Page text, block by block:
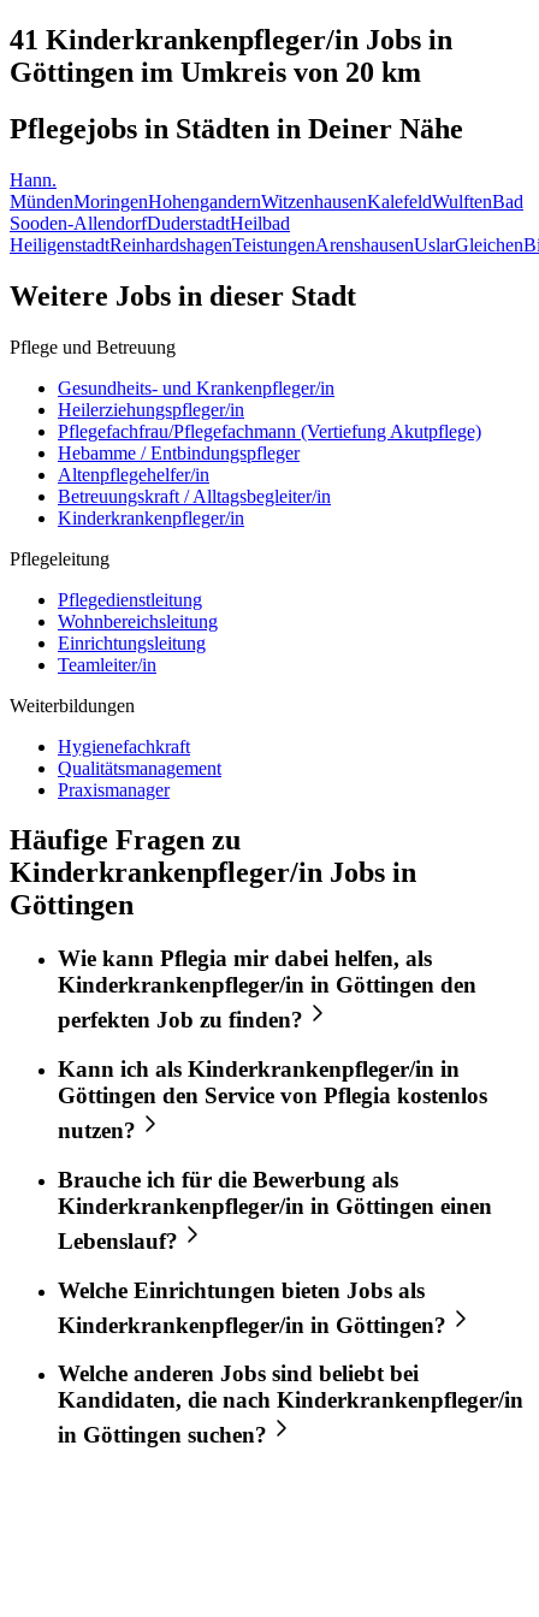
41 Kinderkrankenpfleger/in Jobs in
Göttingen im Umkreis von 20 km
Pflegejobs in Städten in Deiner Nähe
Hann.
MündenMoringenHohengandernWitzenhausenKalefeldWulftenBad
Sooden-AllendorfDuderstadtHeilbad
HeiligenstadtReinhardshagenTeistungenArenshausenUslarGleichen
Weitere Jobs in dieser Stadt
Pflege und Betreuung
Gesundheits- und Krankenpfleger/in
Heilerziehungspfleger/in
Pflegefachfrau/Pflegefachmann (Vertiefung Akutpflege)
Hebamme / Entbindungspfleger
Altenpflegehelfer/in
Betreuungskraft / Alltagsbegleiter/in
Kinderkrankenpfleger/in
Pflegeleitung
Pflegedienstleitung
Wohnbereichsleitung
Einrichtungsleitung
Teamleiter/in
Weiterbildungen
Hygienefachkraft
Qualitätsmanagement
Praxismanager
Häufige Fragen zu
Kinderkrankenpfleger/in Jobs in
Göttingen
Wie kann Pflegia mir dabei helfen, als
Kinderkrankenpfleger/in in Göttingen den
perfekten Job zu finden?
Kann ich als Kinderkrankenpfleger/in in
Göttingen den Service von Pflegia kostenlos
nutzen?
Brauche ich für die Bewerbung als
Kinderkrankenpfleger/in in Göttingen einen
Lebenslauf?
Welche Einrichtungen bieten Jobs als
Kinderkrankenpfleger/in in Göttingen?
Welche anderen Jobs sind beliebt bei
Kandidaten, die nach Kinderkrankenpfleger/in
in Göttingen suchen?